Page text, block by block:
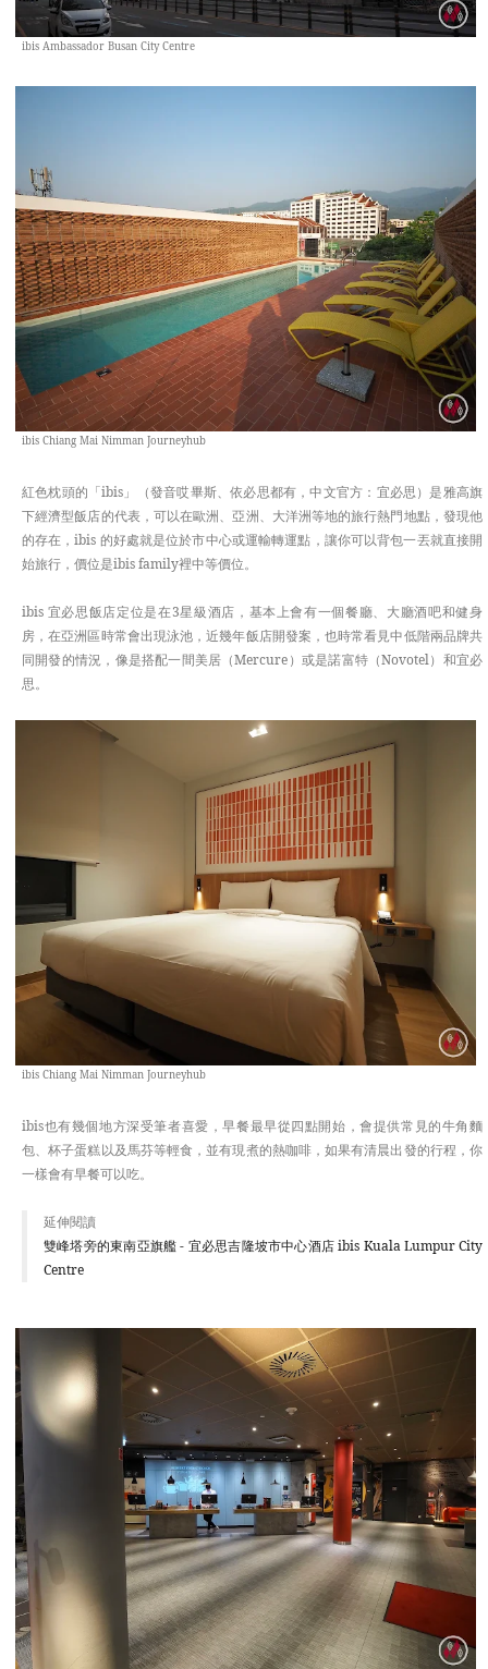
ibis Ambassador Busan City Centre
ibis Chiang Mai Nimman Journeyhub
紅色枕頭的「ibis」（發音哎畢斯、依必思都有，中文官方：宜必思）是雅高旗
下經濟型飯店的代表，可以在歐洲、亞洲、大洋洲等地的旅行熱門地點，發現他
的存在，ibis 的好處就是位於市中心或運輸轉運點，讓你可以背包一丟就直接開
始旅行，價位是ibis family裡中等價位。
ibis 宜必思飯店定位是在3星級酒店，基本上會有一個餐廳、大廳酒吧和健身
房，在亞洲區時常會出現泳池，近幾年飯店開發案，也時常看見中低階兩品牌共
同開發的情況，像是搭配一間美居（Mercure）或是諾富特（Novotel）和宜必
思。
ibis Chiang Mai Nimman Journeyhub
ibis也有幾個地方深受筆者喜愛，早餐最早從四點開始，會提供常見的牛角麵
包、杯子蛋糕以及馬芬等輕食，並有現煮的熱咖啡，如果有清晨出發的行程，你
一樣會有早餐可以吃。
延伸閱讀
雙峰塔旁的東南亞旗艦 - 宜必思吉隆坡市中心酒店 ibis Kuala Lumpur City
Centre